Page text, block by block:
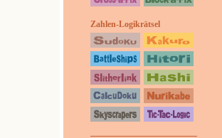
Zahlen-Logikrätsel